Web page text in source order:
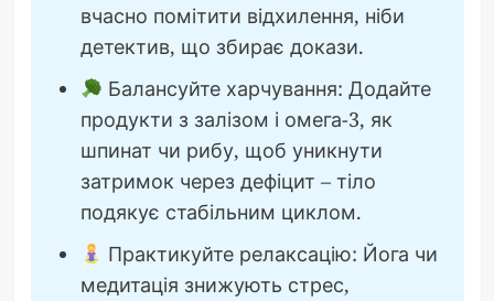
вчасно помітити відхилення, ніби
детектив, що збирає докази.
Балансуйте харчування: Додайте
продукти з залізом і омега-3, як
шпинат чи рибу, щоб уникнути
затримок через дефіцит – тіло
подякує стабільним циклом.
Практикуйте релаксацію: Йога чи
медитація знижують стрес,